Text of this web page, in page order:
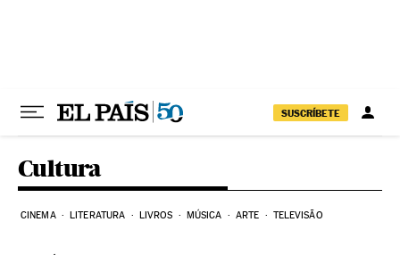
SUSCRÍBETE
Cultura
CINEMA LITERATURA LIVROS MÚSICA ARTE TELEVISÃO